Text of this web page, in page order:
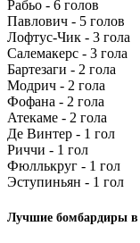
Рабьо - 6 голов
Павлович - 5 голов
Лофтус-Чик - 3 гола
Салемакерс - 3 гола
Бартезаги - 2 гола
Модрич - 2 гола
Фофана - 2 гола
Атекаме - 2 гола
Де Винтер - 1 гол
Риччи - 1 гол
Фюллькруг - 1 гол
Эступиньян - 1 гол
Лучшие бомбардиры